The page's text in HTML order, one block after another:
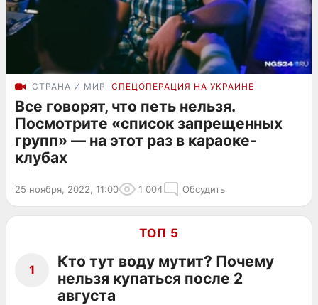
СТРАНА И МИР СПЕЦОПЕРАЦИЯ НА УКРАИНЕ
Все говорят, что петь нельзя.
Посмотрите «список запрещенных
групп» — на этот раз в караоке-
клубах
25 ноября, 2022, 11:00 1 004 Обсудить
ТОП 5
1
Кто тут воду мутит? Почему
нельзя купаться после 2
августа